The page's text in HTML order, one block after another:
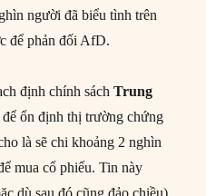
người đã biểu tình trên
để phản đối AfD.
định chính sáchTrung
ổn định thị trường chứng
là sẽ chi khoảng 2 nghìn
mua cổ phiếu. Tin này
dù sau đó cũng đảo chiều).